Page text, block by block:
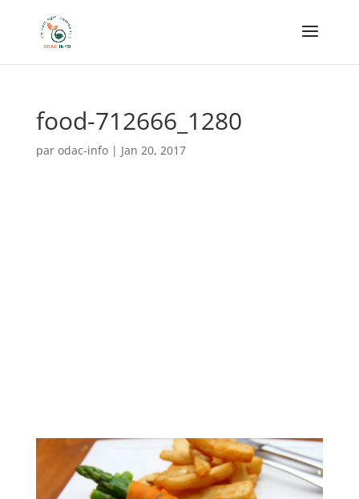
food-712666_1280
par odac-info| Jan 20, 2017